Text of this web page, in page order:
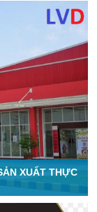
XUẤT THỰC